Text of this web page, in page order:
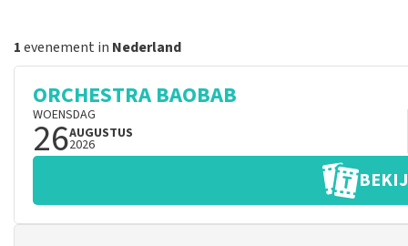
1evenement in Nederland
ORCHESTRA BAOBAB
WOENSDAG
26AUGUSTUS
2026